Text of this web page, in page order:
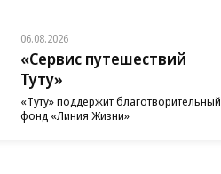
06.08.2026
«Сервис путешествий
Туту»
«Туту» поддержит благотворительный
фонд «Линия Жизни»